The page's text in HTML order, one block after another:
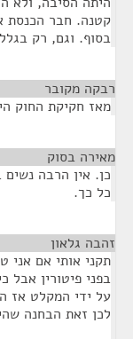
בסוף. וגם, רק
רבקה מקובר
מאז חקיקת החוק
מאירה בסוק
כן. אין הרבה
כל כך.
זהבה גלאון
תקני אותי אם אני
בפני פיטורין אבל
על ידי המקלט אז
לכן זאת הבחנה